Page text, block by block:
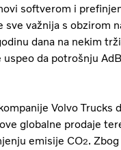
softverom i
sve važnija s obzirom
dana na nekim
da potrošnju
Volvo Trucks
globalne prodaje
emisije CO2.